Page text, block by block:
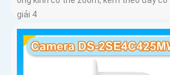
giải 4